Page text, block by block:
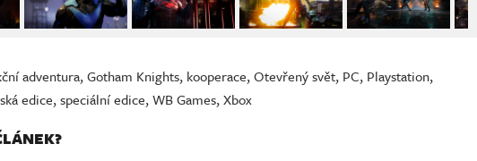
adventura,Gotham Knights, kooperace,Otevřený svět, PC, Playstation,
edice,speciální edice,WB Games,Xbox